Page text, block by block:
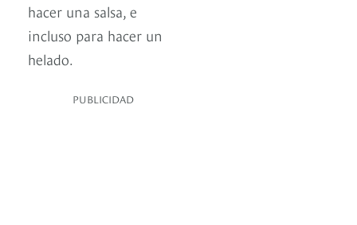
hacer una salsa, e
incluso para hacer un
helado.
PUBLICIDAD